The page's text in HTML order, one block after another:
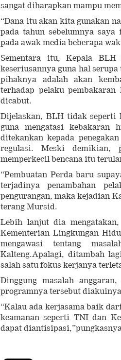
sangat diharapkan mampu
“Dana itu akan kita gunakan
pada tahun sebelumnya
pada awak media beberapa
Sementara itu, Kepala
keseriusannya guna hal
pihaknya adalah akan
terhadap pelaku
dicabut.
Dijelaskan, BLH tidak seperti
guna mengatasi kebakaran
ditekankan kepada
regulasi. Meski demikian,
memperkecil bencana itu
“Pembuatan Perda baru
terjadinya penambahan
pengurangan, maka kejadian
terang Mursid.
Lebih lanjut dia
Kementerian Lingkungan
mengawasi tentang
Kalteng.Apalagi, ditambah
salah satu fokus kerjanya
Dinggung masalah
programnya tersebut
“Kalau ada kerjasama baik
keamanan seperti TNI dan
dapat